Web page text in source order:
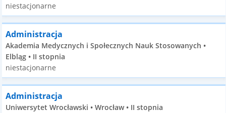
niestacjonarne
Administracja
Akademia Medycznych i Społecznych Nauk Stosowanych •
Elbląg • II stopnia
niestacjonarne
Administracja
Uniwersytet Wrocławski • Wrocław • II stopnia